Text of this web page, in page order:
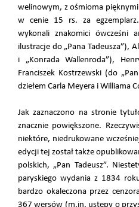
welinowym, z ośmioma
w cenie 15 rs. za
wykonali znakomici ówcześni
ilustracje do „Pana Tadeusza”),
i „Konrada Wallenroda”),
Franciszek Kostrzewski (do
dziełem Carla Meyera i Williama
Jak zaznaczono na stronie
znacznie powiększone.
niektóre, niedrukowane
edycji tej został także
polskich, „Pan Tadeusz”.
paryskiego wydania z 1834
bardzo okaleczona przez
367 wersów (m.in. ustępy o